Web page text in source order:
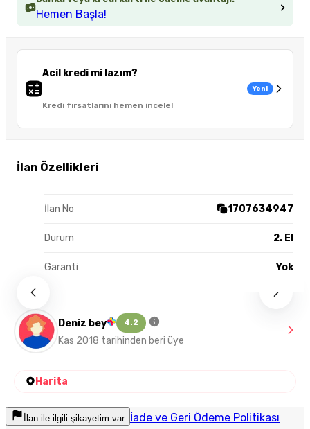
Hemen Başla!
Acil kredi mi lazım?
Kredi fırsatlarını hemen incele!
Yeni
İlan Özellikleri
İlan No 1707634947
Durum 2. El
Garanti Yok
Deniz bey 4.2
Kas 2018 tarihinden beri üye
Harita
İlan ile ilgili şikayetim var İade ve Geri Ödeme Politikası